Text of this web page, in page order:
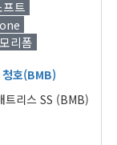
트
리폼
호(BMB)
트리스 SS (BMB)